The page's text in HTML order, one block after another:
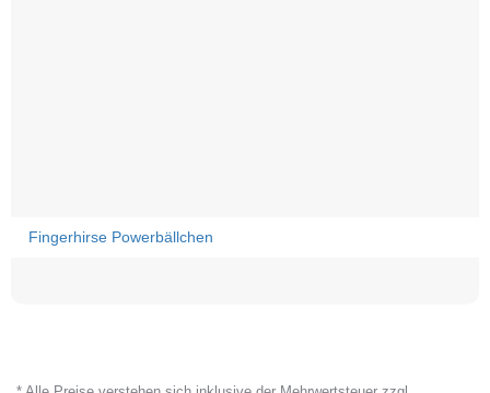
Fingerhirse Powerbällchen